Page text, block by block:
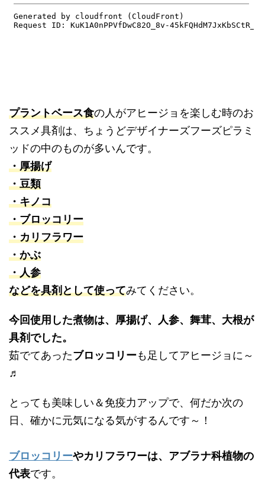
プラントベース食の人がアヒージョを楽しむ時のお
ススメ具剤は、ちょうどデザイナーズフーズピラミ
ッドの中のものが多いんです。
・厚揚げ
・豆類
・キノコ
・ブロッコリー
・カリフラワー
・かぶ
・人参
などを具剤として使ってみてください。
今回使用した煮物は、厚揚げ、人参、舞茸、大根が
具剤でした。
茹でてあったブロッコリーも足してアヒージョに～
♬
とっても美味しい＆免疫力アップで、何だか次の
日、確かに元気になる気がするんです～！
ブロッコリーやカリフラワーは、アブラナ科植物の
代表です。